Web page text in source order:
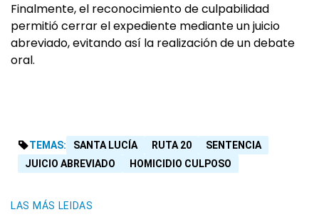
Finalmente, el reconocimiento de culpabilidad
permitió cerrar el expediente mediante un juicio
abreviado, evitando así la realización de un debate
oral.
TEMAS: SANTA LUCÍA RUTA 20
SENTENCIA
JUICIO ABREVIADO
HOMICIDIO CULPOSO
LAS MÁS LEIDAS